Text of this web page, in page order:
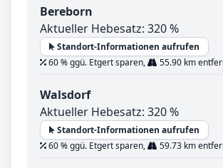
Bereborn
Aktueller Hebesatz: 320 %
Standort-Informationen aufrufen
60 % ggü. Etgert sparen,
55.90 km
Walsdorf
Aktueller Hebesatz: 320 %
Standort-Informationen aufrufen
60 % ggü. Etgert sparen,
59.73 km